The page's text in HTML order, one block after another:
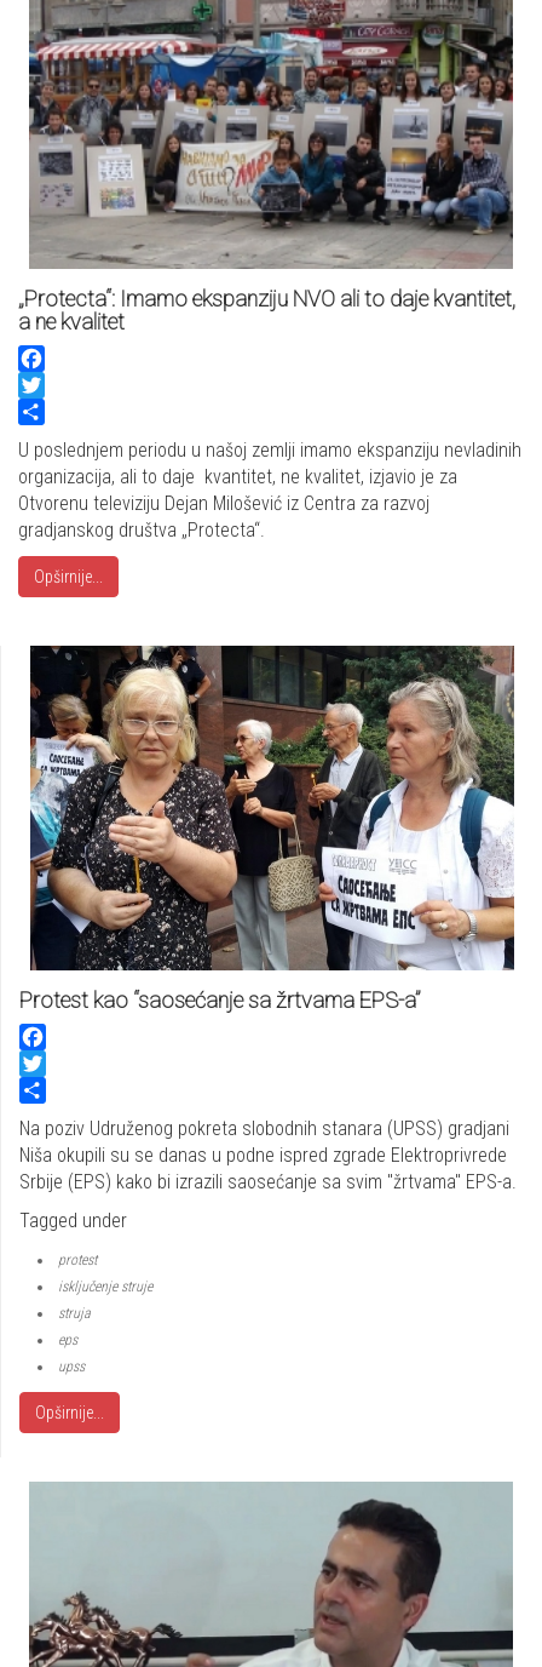
„Protecta“: Imamo ekspanziju NVO ali to daje kvantitet,
a ne kvalitet
Facebook
Twitter
Share
U poslednjem periodu u našoj zemlji imamo ekspanziju nevladinih
organizacija, ali to daje kvantitet, ne kvalitet, izjavio je za
Otvorenu televiziju Dejan Milošević iz Centra za razvoj
gradjanskog društva „Protecta“.
Opširnije...
Protest kao “saosećanje sa žrtvama EPS-a”
Facebook
Twitter
Share
Na poziv Udruženog pokreta slobodnih stanara (UPSS) gradjani
Niša okupili su se danas u podne ispred zgrade Elektroprivrede
Srbije (EPS) kako bi izrazili saosećanje sa svim "žrtvama" EPS-a.
Tagged under
protest
isključenje struje
struja
eps
upss
Opširnije...